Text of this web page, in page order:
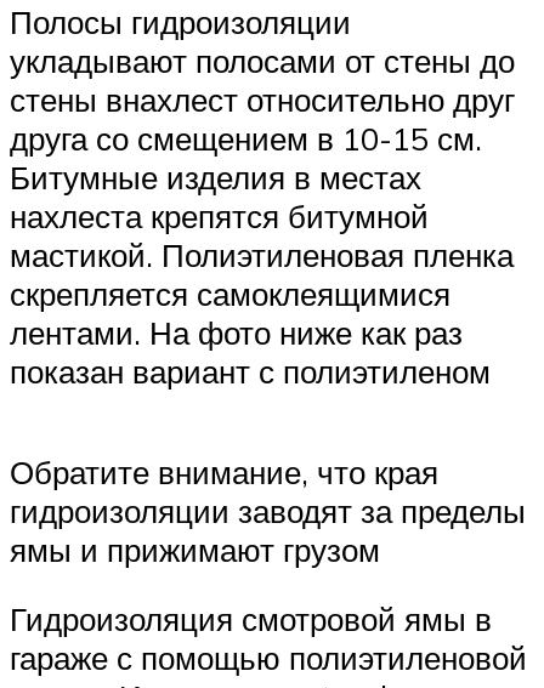
Полосы гидроизоляции
укладывают полосами от стены до
стены внахлест относительно друг
друга со смещением в 10-15 см.
Битумные изделия в местах
нахлеста крепятся битумной
мастикой. Полиэтиленовая пленка
скрепляется самоклеящимися
лентами. На фото ниже как раз
показан вариант с полиэтиленом
Обратите внимание, что края
гидроизоляции заводят за пределы
ямы и прижимают грузом
Гидроизоляция смотровой ямы в
гараже с помощью полиэтиленовой